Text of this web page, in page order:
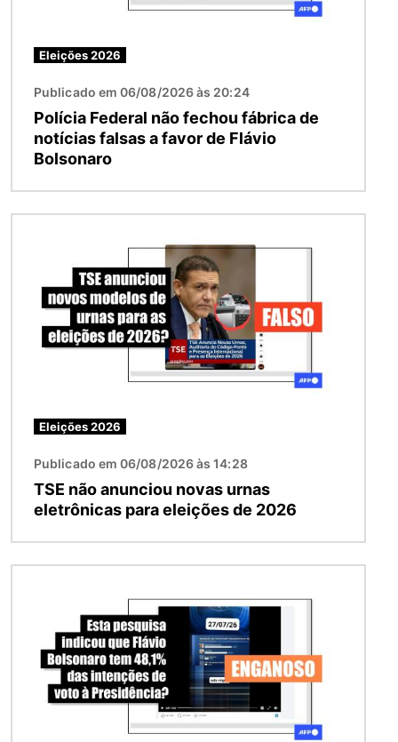
Eleições 2026
Publicado em 06/08/2026 às 20:24
Polícia Federal não fechou fábrica de
notícias falsas a favor de Flávio
Bolsonaro
Eleições 2026
Publicado em 06/08/2026 às 14:28
TSE não anunciou novas urnas
eletrônicas para eleições de 2026